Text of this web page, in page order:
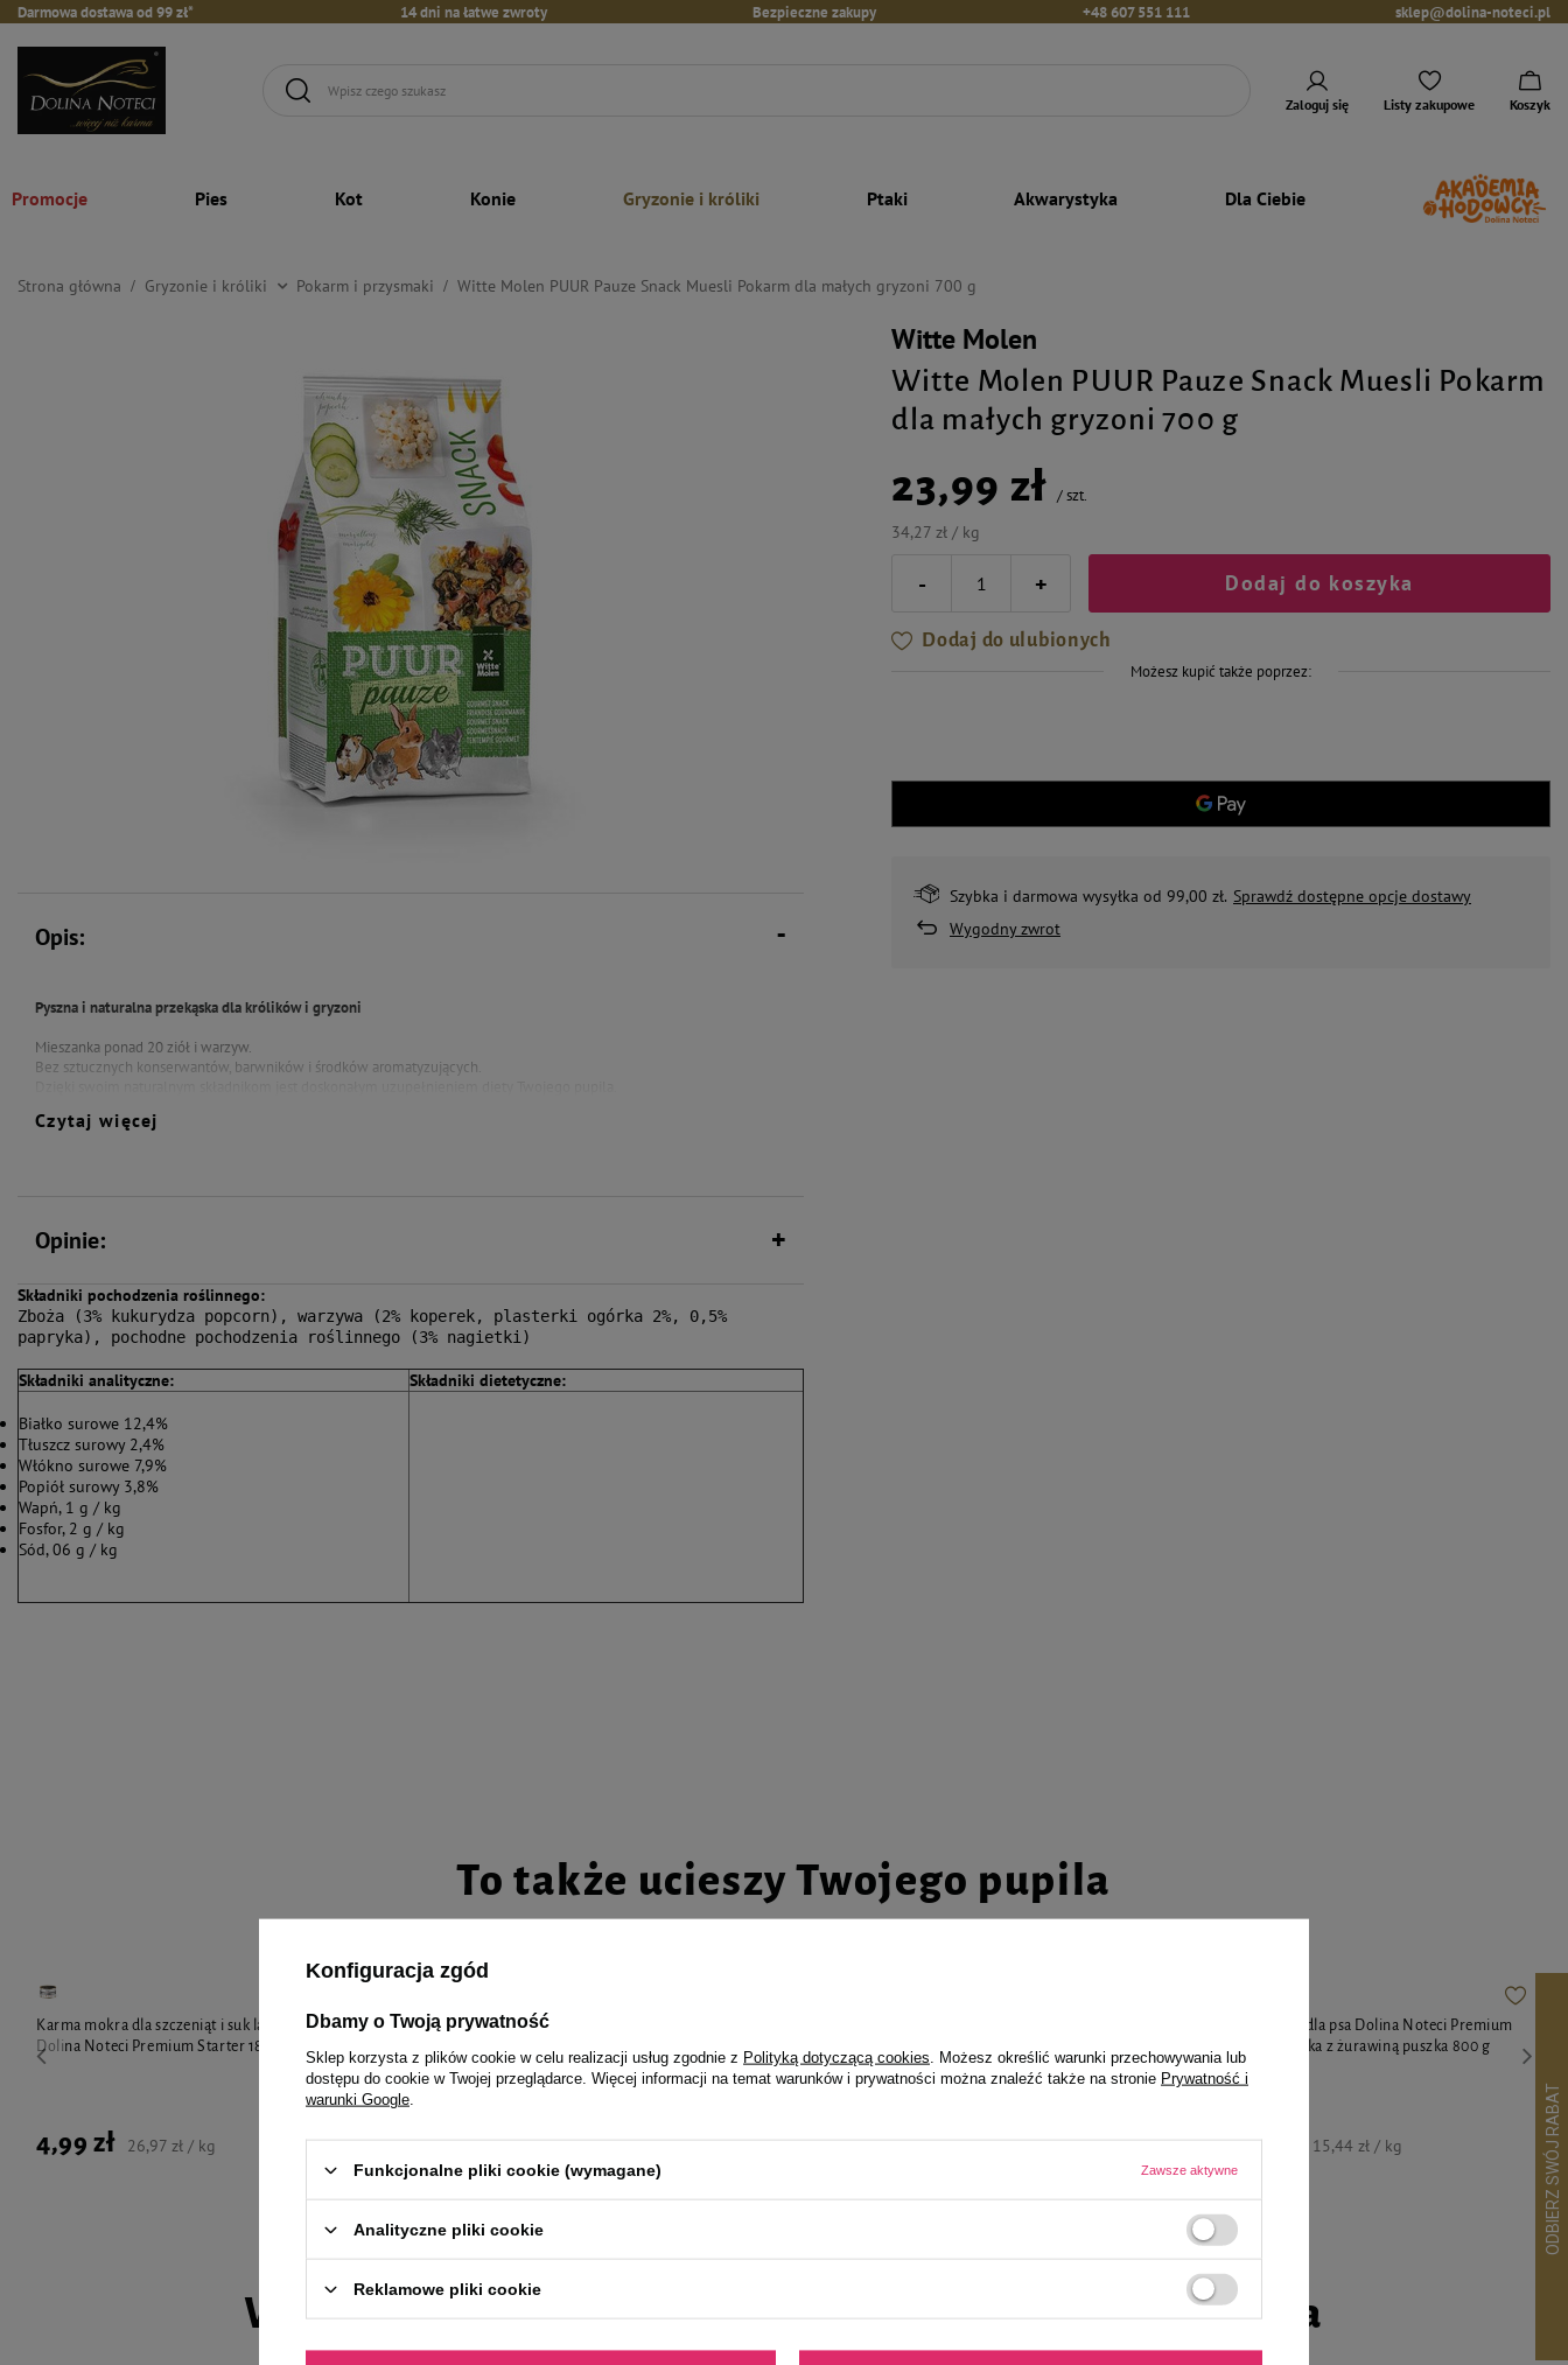
Darmowa dostawa od 99 zł* 14 dni na łatwe zwroty Bezpieczne zakupy +48 607 551 111 sklep@dolina-noteci.pl
Zaloguj się Listy zakupowe Koszyk
Promocje Pies Kot Konie Gryzonie i króliki Ptaki Akwarystyka Dla Ciebie
Strona główna Gryzonie i króliki Pokarm i przysmaki Witte Molen PUUR Pauze Snack Muesli Pokarm dla małych gryzoni 700 g
Witte Molen
Witte Molen PUUR Pauze Snack Muesli Pokarm
dla małych gryzoni 700 g
23,99 zł /szt.
34,27 zł / kg
- + Dodaj do koszyka
Dodaj do ulubionych
Możesz kupić także poprzez:
Szybka i darmowa wysyłka od 99,00 zł. Sprawdź dostępne opcje dostawy
Wygodny zwrot
Opis:
Pyszna i naturalna przekąska dla królików i gryzoni
Mieszanka ponad 20 ziół i warzyw.
Bez sztucznych konserwantów, barwników i środków aromatyzujących.
Odpowiednio starannie wyselekcjonowana przez specjalistów kompozycja naturalnych składników,
Czytaj więcej
Opinie:
Składniki pochodzenia roślinnego:
Zboża (3% kukurydza popcorn), warzywa (2% koperek, plasterki ogórka 2%, 0,5%
papryka), pochodne pochodzenia roślinnego (3% nagietki)
Składniki analityczne: Składniki dietetyczne:
Białko surowe 12,4%
Tłuszcz surowy 2,4%
Włókno surowe 7,9%
Popiół surowy 3,8%
Wapń, 1 g / kg
Fosfor, 2 g / kg
Sód, 06 g / kg
To także ucieszy Twojego pupila
Karma mokra dla szczeniąt i suk laktujących
Dolina Noteci Premium Starter 185 g
4,99 zł 26,97 zł / kg
Mokra karma dla psów junior małych ras
jagnięce saszetka 100 g
Mokra karma dla psa Dolina Noteci Premium
bogata w królika z żurawiną puszka 800 g
12,35 zł 15,44 zł / kg
Wybrane specjalnie dla Ciebie i Twojego czworonoga
Konfiguracja zgód
Dbamy o Twoją prywatność
Sklep korzysta z plików cookie w celu realizacji usług zgodnie z Polityką dotyczącą cookies . Możesz określić warunki przechowywania lub
dostępu do cookie w Twojej przeglądarce. Więcej informacji na temat warunków i prywatności można znaleźć także na stronie Prywatność i
warunki Google
Funkcjonalne pliki cookie (wymagane) Zawsze aktywne
Analityczne pliki cookie
Reklamowe pliki cookie